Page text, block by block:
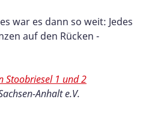
war es dann so weit: Jedes
auf den Rücken -
Stoobriesel 1 und 2
Anhalt e.V.